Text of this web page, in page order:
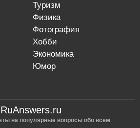
туризм
физика
фотография
хобби
экономика
юмор
RuAnswers.ru
на популярные вопросы обо всём